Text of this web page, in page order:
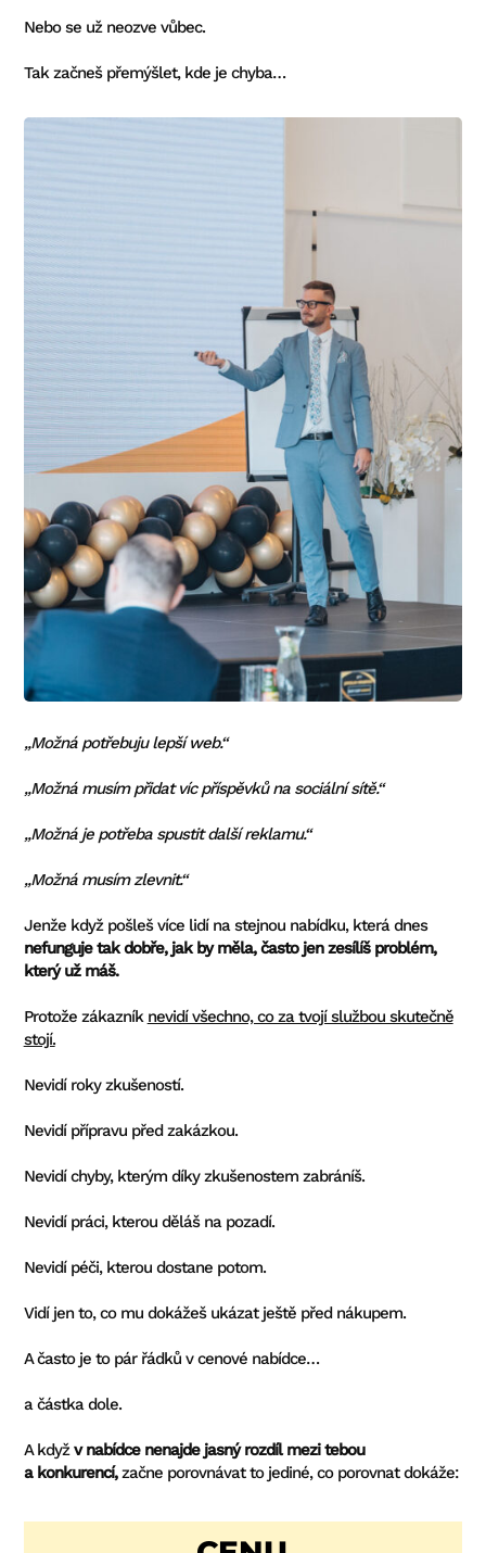
Nebo se už neozve vůbec.
Tak začneš přemýšlet, kde je chyba…
„Možná potřebuju lepší web.“
„Možná musím přidat víc příspěvků na sociální sítě.“
„Možná je potřeba spustit další reklamu.“
„Možná musím zlevnit.“
Jenže když pošleš více lidí na stejnou nabídku, která dnes
nefunguje tak dobře, jak by měla, často jen zesílíš problém,
který už máš.
Protože zákazník nevidí všechno, co za tvojí službou skutečně
stojí.
Nevidí roky zkušeností.
Nevidí přípravu před zakázkou.
Nevidí chyby, kterým díky zkušenostem zabráníš.
Nevidí práci, kterou děláš na pozadí.
Nevidí péči, kterou dostane potom.
Vidí jen to, co mu dokážeš ukázat ještě před nákupem.
A často je to pár řádků v cenové nabídce…
a částka dole.
A když v nabídce nenajde jasný rozdíl mezi tebou
a konkurencí,začne porovnávat to jediné, co porovnat dokáže: